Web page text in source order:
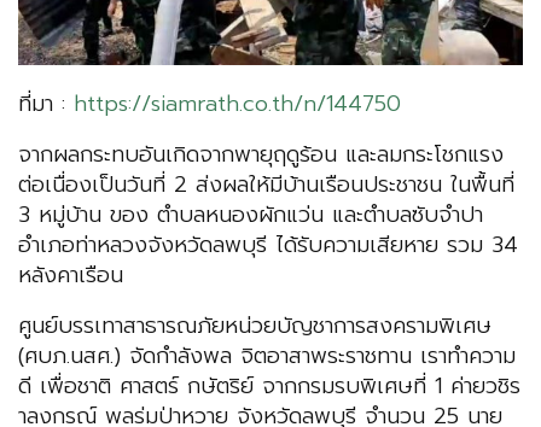
ที่มา : https://siamrath.co.th/n/144750
จากผลกระทบอันเกิดจากพายุฤดูร้อน และลมกระโชกแรง
ต่อเนื่องเป็นวันที่ 2 ส่งผลให้มีบ้านเรือนประชาชน ในพื้นที่
3 หมู่บ้าน ของ ตำบลหนองผักแว่น และตำบลซับจำปา
อำเภอท่าหลวงจังหวัดลพบุรี ได้รับความเสียหาย รวม 34
หลังคาเรือน
ศูนย์บรรเทาสาธารณภัยหน่วยบัญชาการสงครามพิเศษ
(ศบภ.นสศ.) จัดกำลังพล จิตอาสาพระราชทาน เราทำความ
ดี เพื่อชาติ ศาสตร์ กษัตริย์ จากกรมรบพิเศษที่ 1 ค่ายวชิร
าลงกรณ์ พลร่มป่าหวาย จังหวัดลพบุรี จำนวน 25 นาย